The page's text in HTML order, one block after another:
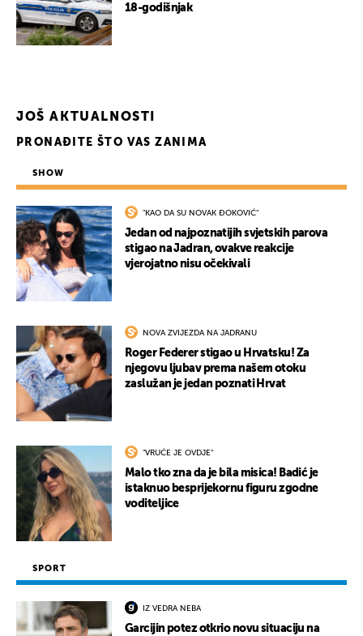
18-godišnjak
JOŠ AKTUALNOSTI
PRONAĐITE ŠTO VAS ZANIMA
SHOW
"KAO DA SU NOVAK ĐOKOVIĆ"
Jedan od najpoznatijih svjetskih parova
stigao na Jadran, ovakve reakcije
vjerojatno nisu očekivali
NOVA ZVIJEZDA NA JADRANU
Roger Federer stigao u Hrvatsku! Za
njegovu ljubav prema našem otoku
zaslužan je jedan poznati Hrvat
"VRUĆE JE OVDJE"
Malo tko zna da je bila misica! Badić je
istaknuo besprijekornu figuru zgodne
voditeljice
SPORT
IZ VEDRA NEBA
Garcijin potez otkrio novu situaciju na